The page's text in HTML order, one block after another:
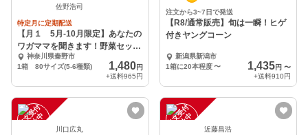
佐野浩司
特定月に定期配送
【月１ 5月-10月限定】あなたの
ワガママを聞きます！野菜セッ
ト神奈川県秦野市
1箱 80サイズ(5-6種類)
1,480円
+送料965円
注文から3~7日で発送
【R8/通常販売】旬は一瞬！ヒゲ
付きヤングコーン
新潟県新潟市
1箱に20本程度 〜 1,435円 〜
+送料910円
注
文
受
付
停
止
中 川口広丸
注
文
受
付
停
止
中 近藤昌浩